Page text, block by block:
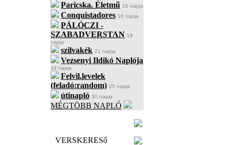
Paricska. Életmű 16 napja
Conquistadores 16 napja
PÁLÓCZI -
SZABADVERSTAN 18
napja
szilvakék 21 napja
Vezsenyi Ildikó Naplója
24 napja
Felvil.levelek
(feladó:random) 25 napja
útinapló 30 napja
MÉGTÖBB NAPLÓ
VERSKERESő